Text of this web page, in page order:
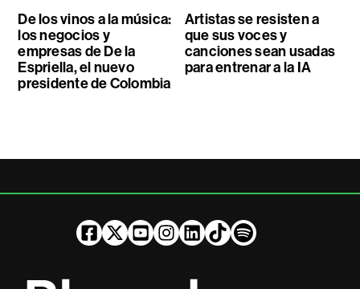
De los vinos a la música:
los negocios y
empresas de De la
Espriella, el nuevo
presidente de Colombia
Artistas se resisten a
que sus voces y
canciones sean usadas
para entrenar a la IA